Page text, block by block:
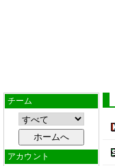
チーム
アカウント